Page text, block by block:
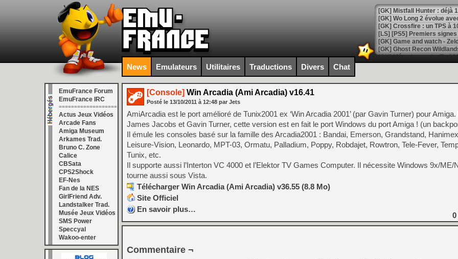
[GK] Mistfall Hunter : déjà
[GK] Wo Long 2 évolue
[GK] Crossfire : un TPS à
[LS] [PS5] Premiers
[Mo5] DOOM arrive en
[GK] Bethesda fête les 30
[GK] Roblox : l'action en
[GK] Agenda - GeForce
[GK] Devolver Digital en a
[LS] [PS5] ps5-y2jb-
[GK] Pourquoi Marvel
[GK] Test : Restory : Chill
[GK] GTA 6 : Rockstar
[GK] Hot Wheels Infinite
[GK] Mémoire cash -
[GK] Résultats Nintendo :
[GK] Déjà des
[GK] Minecraft et ses «
News Emulateurs Utilitaires Traductions Divers Chat
EmuFrance Forum
EmuFrance IRC
===================
Actus Jeux Vidéos
Arcade Fans
Amiga Museum
Arkames Trad.
Bruno C. Zone
Calice
CBSata
CPS2Shock
EF-Nes
Fan de la NES
GirlFriend Adv.
Landstalker Trad.
Musée Jeux Vidéos
SMS Power
Speccyal
Wakoo-enter
[Console] Win Arcadia (Ami Arcadia) v16.41
Posté le 13/10/2011 à 12:48 par Jets
AmiArcadia est le port amélioré de Tunix2001 ex ‘Win Arcadia 2001’ (par Gavin Turner) pour
James Jacobs et Gavin Turner, cette version est en fait le port Windows du port Amiga ! (un
Il émule les consoles basé sur la famille des Arcadia2001 : Bandai, Emerson, Grandstand,
Leisure-Vision, Leonardo, MPT-03, Ormatu, Palladium, Poppy, Robdajet, Rowtron, Tele-Fever,
Tunix, etc.
Il supporte aussi l’Interton VC 4000 et l’Elektor TV Games Computer. Il nécessite Windows 9x/ME/
tourne aussi sous Vista.
Télécharger Win Arcadia (Ami Arcadia) v36.55 (8.8 Mo)
Site Officiel
En savoir plus…
0
Commentaire ¬